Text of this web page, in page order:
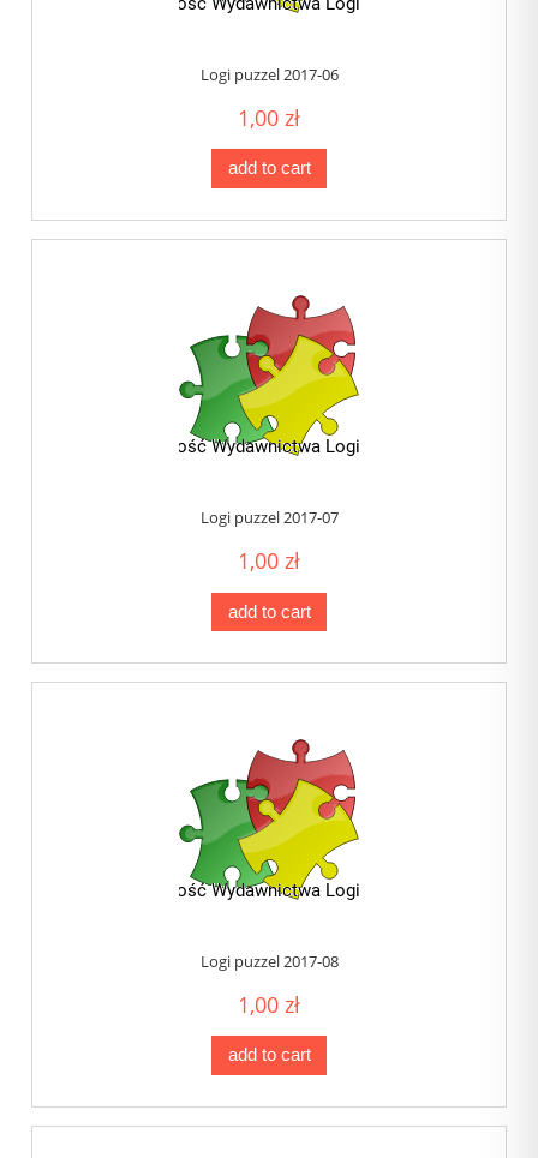
Logi puzzel 2017-06
1,00 zł
add to cart
Logi puzzel 2017-07
1,00 zł
add to cart
Logi puzzel 2017-08
1,00 zł
add to cart